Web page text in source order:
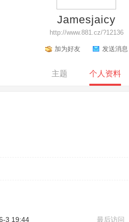
Jamesjaicy
http://www.881.cz/?12136
加为好友 发送消息
主题 个人资料
3 19:44 最后访问